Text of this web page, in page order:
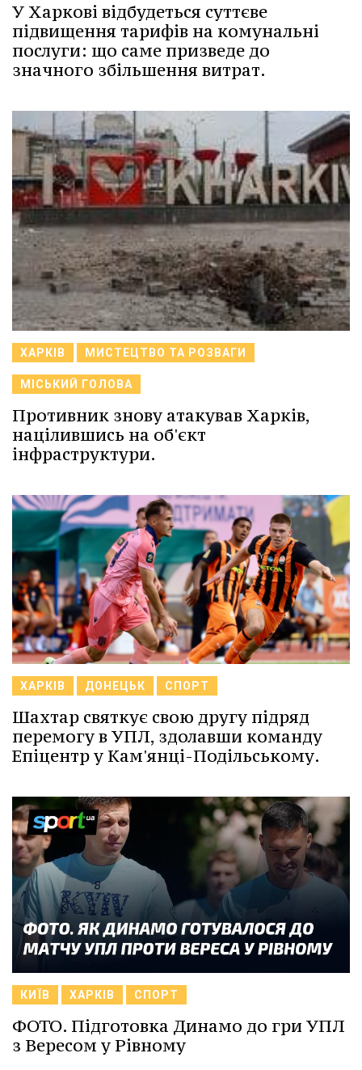
У Харкові відбудеться суттєве
підвищення тарифів на комунальні
послуги: що саме призведе до
значного збільшення витрат.
ХАРКІВ МИСТЕЦТВО ТА РОЗВАГИ
МІСЬКИЙ ГОЛОВА
Противник знову атакував Харків,
націлившись на об'єкт
інфраструктури.
ХАРКІВ ДОНЕЦЬК СПОРТ
Шахтар святкує свою другу підряд
перемогу в УПЛ, здолавши команду
Епіцентр у Кам'янці-Подільському.
КИЇВ ХАРКІВ СПОРТ
ФОТО. Підготовка Динамо до гри УПЛ
з Вересом у Рівному